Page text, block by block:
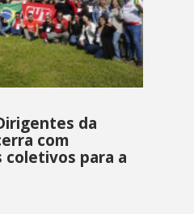
da
com
coletivos para a